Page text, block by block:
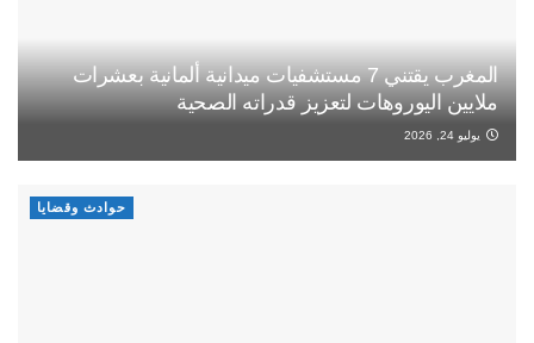
المغرب يقتني 7 مستشفيات ميدانية ألمانية بعشرات
ملايين اليوروهات لتعزيز قدراته الصحية
يوليو 24, 2026
حوادث وقضايا